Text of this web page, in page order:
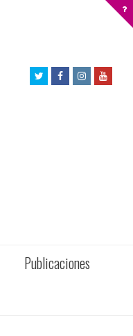
TwitterFacebookInstagram
Publicaciones